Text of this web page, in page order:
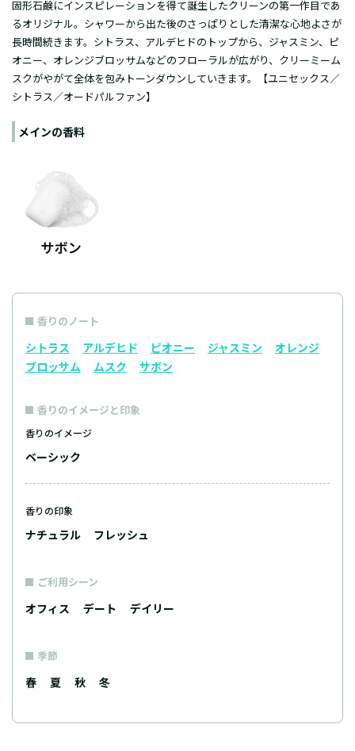
固形石鹸にインスピレーションを得て誕生したクリーンの第一作目であ
るオリジナル。シャワーから出た後のさっぱりとした清潔な心地よさが
長時間続きます。シトラス、アルデヒドのトップから、ジャスミン、ピ
オニー、オレンジブロッサムなどのフローラルが広がり、クリーミーム
スクがやがて全体を包みトーンダウンしていきます。【ユニセックス／
シトラス／オードパルファン】
メインの香料
香りのノート
シトラス アルデヒド ピオニー ジャスミン
オレンジ
ブロッサム
ムスク サボン
香りのイメージと印象
香りのイメージ
ベーシック
香りの印象
ナチュラル フレッシュ
ご利用シーン
オフィス デート デイリー
季節
春 夏 秋 冬